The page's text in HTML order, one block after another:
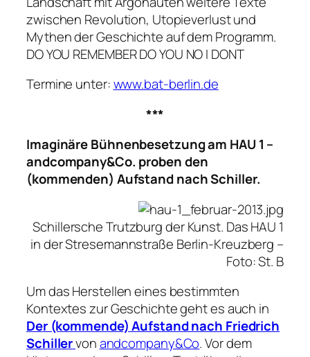
zwischen Revolution, Utopieverlust und
Mythen der Geschichte auf dem Programm.
DO YOU REMEMBER DO YOU NO I DONT
Termine unter:www.bat-berlin.de
***
Imaginäre Bühnenbesetzung am HAU 1 –
andcompany&Co. proben den
(kommenden) Aufstand nach Schiller.
Schillersche Trutzburg der Kunst. Das HAU 1
in der Stresemannstraße Berlin-Kreuzberg –
Foto: St. B
Um das Herstellen eines bestimmten
Kontextes zur Geschichte geht es auch in
Der (kommende) Aufstand nach Friedrich
Schillervonandcompany&Co. Vor dem